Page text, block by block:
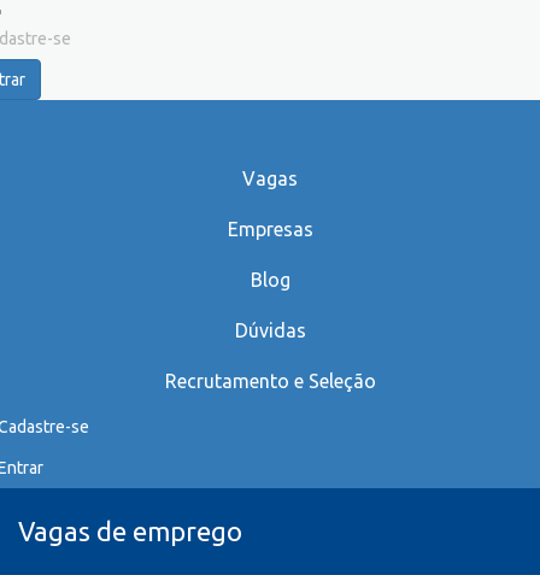
se
Vagas
Empresas
Blog
Dúvidas
Recrutamento e Seleção
se
Vagas de emprego